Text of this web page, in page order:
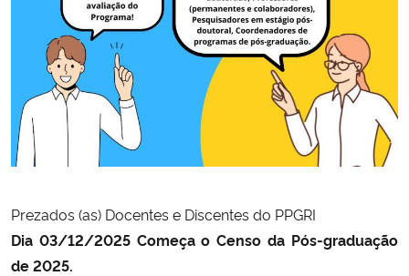
Controladoria-Geral da União
Ministério da Mulher, da Família e dos Direitos Humanos
Secretaria-Geral
Secretaria de Governo
Advocacia-Geral da União
Prezados (as) Docentes e Discentes do PPGRI
Dia 03/12/2025 Começa o Censo da Pós-graduação
de 2025.